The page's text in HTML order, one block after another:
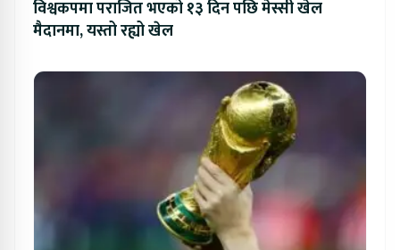
विश्वकपमा पराजित भएको १३ दिन पछि मेस्सी खेल
मैदानमा, यस्तो रह्यो खेल